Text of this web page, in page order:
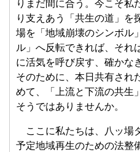
りまだ間に合う。今こそ私
り支えあう「共生の道」を
場を「地域崩壊のシンボル
ル」へ反転できれば、それ
に活気を呼び戻す、確かな
そのために、本日共有され
めて、「上流と下流の共生
そうではありませんか。
ここに私たちは、八ッ場
予定地域再生のための法整